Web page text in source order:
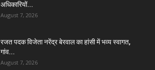
अधिकारियों...
August 7, 2026
रजत पदक विजेता नरेंद्र बेरवाल का हांसी में भव्य स्वागत,
गांव...
August 7, 2026